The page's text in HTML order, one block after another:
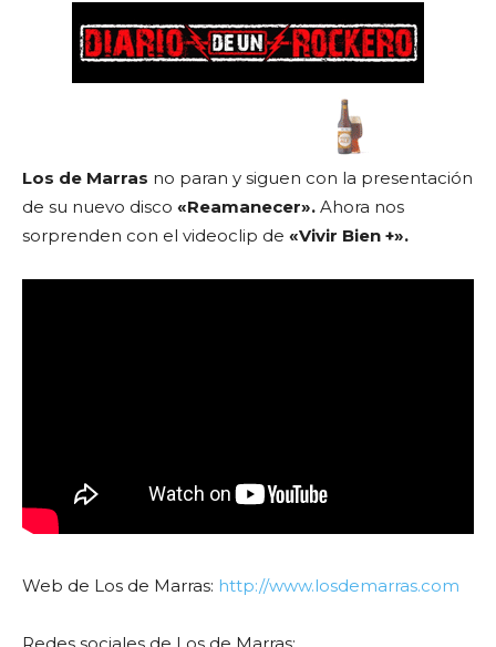
Los de Marras no paran y siguen con la presentación
de su nuevo disco «Reamanecer». Ahora nos
sorprenden con el videoclip de «Vivir Bien +».
Web de Los de Marras: http://www.losdemarras.com
Redes sociales de Los de Marras: